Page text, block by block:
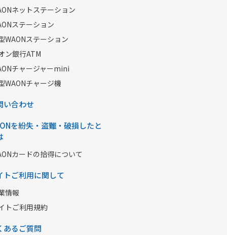
ネットステーション
ステーション
WAONステーション
ン銀行ATM
チャージャーmini
WAONチャージ機
い合わせ
を紛失・盗難・破損したと
カードの拾得について
トご利用に関して
情報
トご利用規約
あるご質問